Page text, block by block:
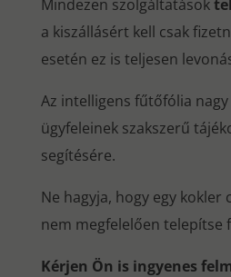
Mindezen szolgáltatások
a kiszállásért kell csak
esetén ez is teljesen
Az intelligens fűtőfólia
ügyfeleinek szakszerű
segítésére.
Ne hagyja, hogy egy kokler
nem megfelelően telepítse
Kérjen Ön is ingyenes